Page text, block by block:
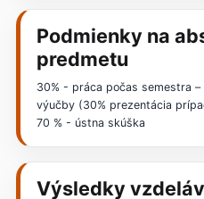
Podmienky na
predmetu
30% - práca počas semestra
výučby (30% prezentácia
70 % - ústna skúška
Výsledky